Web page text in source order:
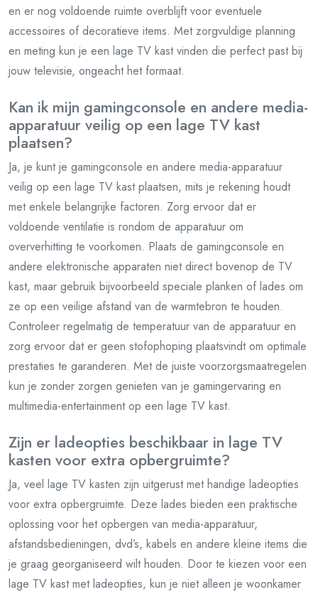
en er nog voldoende ruimte overblijft voor eventuele
accessoires of decoratieve items. Met zorgvuldige planning
en meting kun je een lage TV kast vinden die perfect past bij
jouw televisie, ongeacht het formaat.
Kan ik mijn gamingconsole en andere media-
apparatuur veilig op een lage TV kast
plaatsen?
Ja, je kunt je gamingconsole en andere media-apparatuur
veilig op een lage TV kast plaatsen, mits je rekening houdt
met enkele belangrijke factoren. Zorg ervoor dat er
voldoende ventilatie is rondom de apparatuur om
oververhitting te voorkomen. Plaats de gamingconsole en
andere elektronische apparaten niet direct bovenop de TV
kast, maar gebruik bijvoorbeeld speciale planken of lades om
ze op een veilige afstand van de warmtebron te houden.
Controleer regelmatig de temperatuur van de apparatuur en
zorg ervoor dat er geen stofophoping plaatsvindt om optimale
prestaties te garanderen. Met de juiste voorzorgsmaatregelen
kun je zonder zorgen genieten van je gamingervaring en
multimedia-entertainment op een lage TV kast.
Zijn er ladeopties beschikbaar in lage TV
kasten voor extra opbergruimte?
Ja, veel lage TV kasten zijn uitgerust met handige ladeopties
voor extra opbergruimte. Deze lades bieden een praktische
oplossing voor het opbergen van media-apparatuur,
afstandsbedieningen, dvd’s, kabels en andere kleine items die
je graag georganiseerd wilt houden. Door te kiezen voor een
lage TV kast met ladeopties, kun je niet alleen je woonkamer